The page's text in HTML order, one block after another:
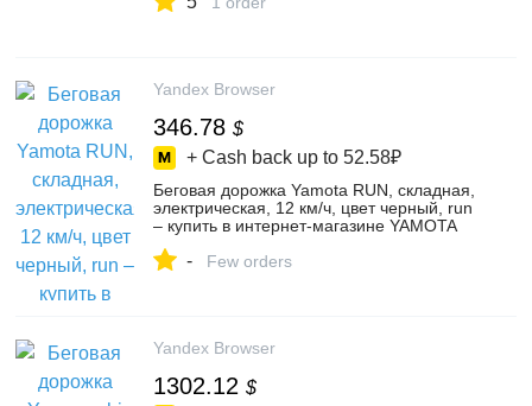
Yandex Browser
346.78 $
+ Cash back up to 52.58₽
Беговая дорожка Yamota RUN, складная,
электрическая, 12 км/ч, цвет черный, run
– купить в интернет-магазине YAMOTA
- Few orders
Yandex Browser
1302.12 $